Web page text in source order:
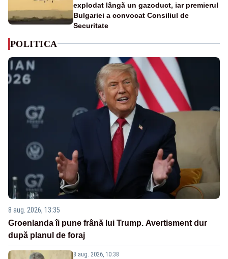
explodat lângă un gazoduct, iar premierul
Bulgariei a convocat Consiliul de
Securitate
POLITICA
8 aug. 2026, 13:35
Groenlanda îi pune frână lui Trump. Avertisment dur
după planul de foraj
8 aug. 2026, 10:38